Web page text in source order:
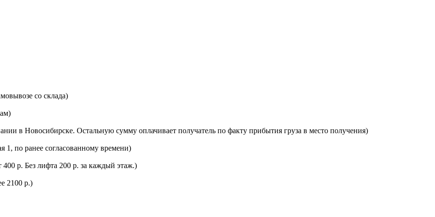
со склада)
в Новосибирске. Остальную сумму оплачивает получатель по факту прибытия груза в место получения)
1, по ранее согласованному времени)
р. Без лифта 200 р. за каждый этаж.)
2100 р.)